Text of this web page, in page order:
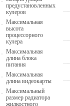
предустановленных
кулеров
Максимальная
высота
процессорного
кулера
Максимальная
длина блока
питания
Максимальная
длина видеокарты
Максимальный
размер радиатора
жидкостного